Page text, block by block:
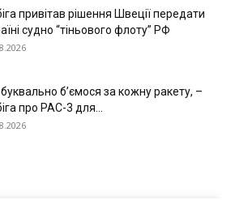
привітав рішення Швеції передати
судно “тіньового флоту” РФ
б’ємося за кожну ракету, –
про PAC-3 для...